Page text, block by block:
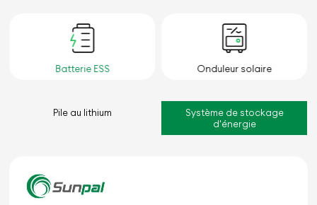
Batterie ESS Onduleur solaire
Pile au lithium
Système de stockage
d'énergie